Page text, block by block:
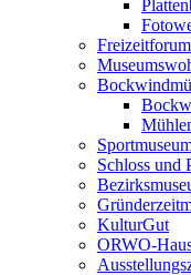
Schloss und
KulturGut
ORWO-